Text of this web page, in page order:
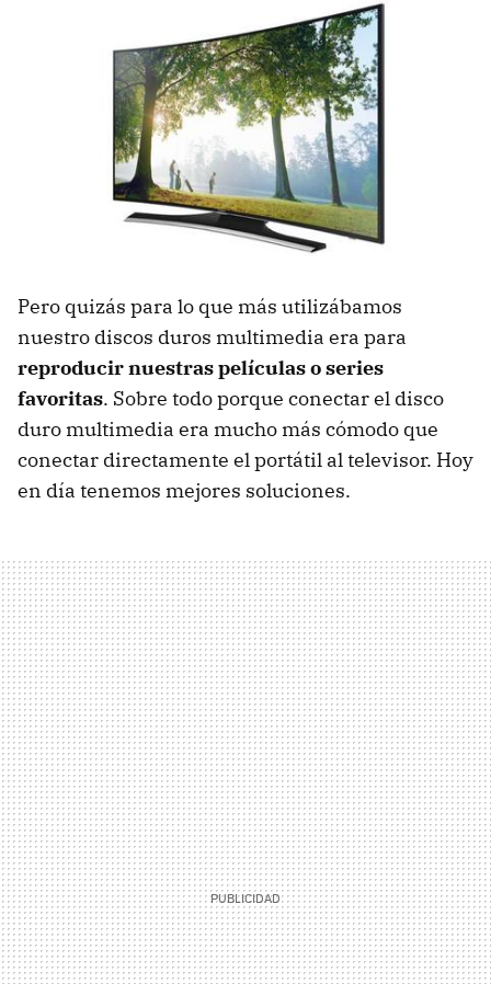
Pero quizás para lo que más utilizábamos
nuestro discos duros multimedia era para
reproducir nuestras películas o series
favoritas. Sobre todo porque conectar el disco
duro multimedia era mucho más cómodo que
conectar directamente el portátil al televisor. Hoy
en día tenemos mejores soluciones.